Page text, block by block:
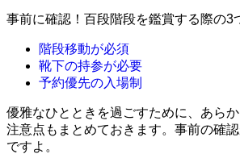
事前に確認！百段階段を鑑賞する際の3
階段移動が必須
靴下の持参が必要
予約優先の入場制
優雅なひとときを過ごすために、あら
注意点もまとめておきます。事前の確
ですよ。